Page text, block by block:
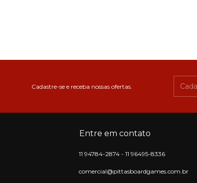
Cadastre-se e receba nossas ofertas.
Entre em contato
11 94784-2874 - 11 96495-8336
comercial@pittasboardgames.com.br